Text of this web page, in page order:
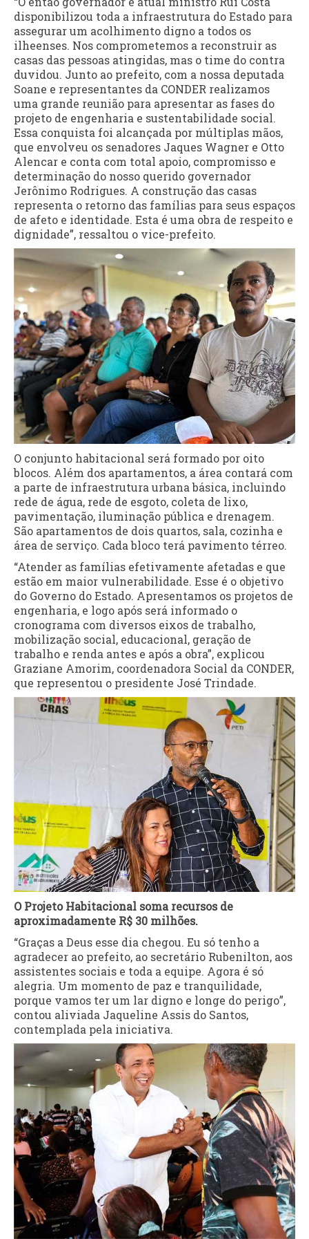
disponibilizou toda a infraestrutura do Estado para
assegurar um acolhimento digno a todos os
ilheenses. Nos comprometemos a reconstruir as
casas das pessoas atingidas, mas o time do contra
duvidou. Junto ao prefeito, com a nossa deputada
Soane e representantes da CONDER realizamos
uma grande reunião para apresentar as fases do
projeto de engenharia e sustentabilidade social.
Essa conquista foi alcançada por múltiplas mãos,
que envolveu os senadores Jaques Wagner e Otto
Alencar e conta com total apoio, compromisso e
determinação do nosso querido governador
Jerônimo Rodrigues. A construção das casas
representa o retorno das famílias para seus espaços
de afeto e identidade. Esta é uma obra de respeito e
dignidade”, ressaltou o vice-prefeito.
O conjunto habitacional será formado por oito
blocos. Além dos apartamentos, a área contará com
a parte de infraestrutura urbana básica, incluindo
rede de água, rede de esgoto, coleta de lixo,
pavimentação, iluminação pública e drenagem.
São apartamentos de dois quartos, sala, cozinha e
área de serviço. Cada bloco terá pavimento térreo.
“Atender as famílias efetivamente afetadas e que
estão em maior vulnerabilidade. Esse é o objetivo
do Governo do Estado. Apresentamos os projetos de
engenharia, e logo após será informado o
cronograma com diversos eixos de trabalho,
mobilização social, educacional, geração de
trabalho e renda antes e após a obra”, explicou
Graziane Amorim, coordenadora Social da CONDER,
que representou o presidente José Trindade.
O Projeto Habitacional soma recursos de
aproximadamente R$ 30 milhões.
“Graças a Deus esse dia chegou. Eu só tenho a
agradecer ao prefeito, ao secretário Rubenilton, aos
assistentes sociais e toda a equipe. Agora é só
alegria. Um momento de paz e tranquilidade,
porque vamos ter um lar digno e longe do perigo”,
contou aliviada Jaqueline Assis do Santos,
contemplada pela iniciativa.